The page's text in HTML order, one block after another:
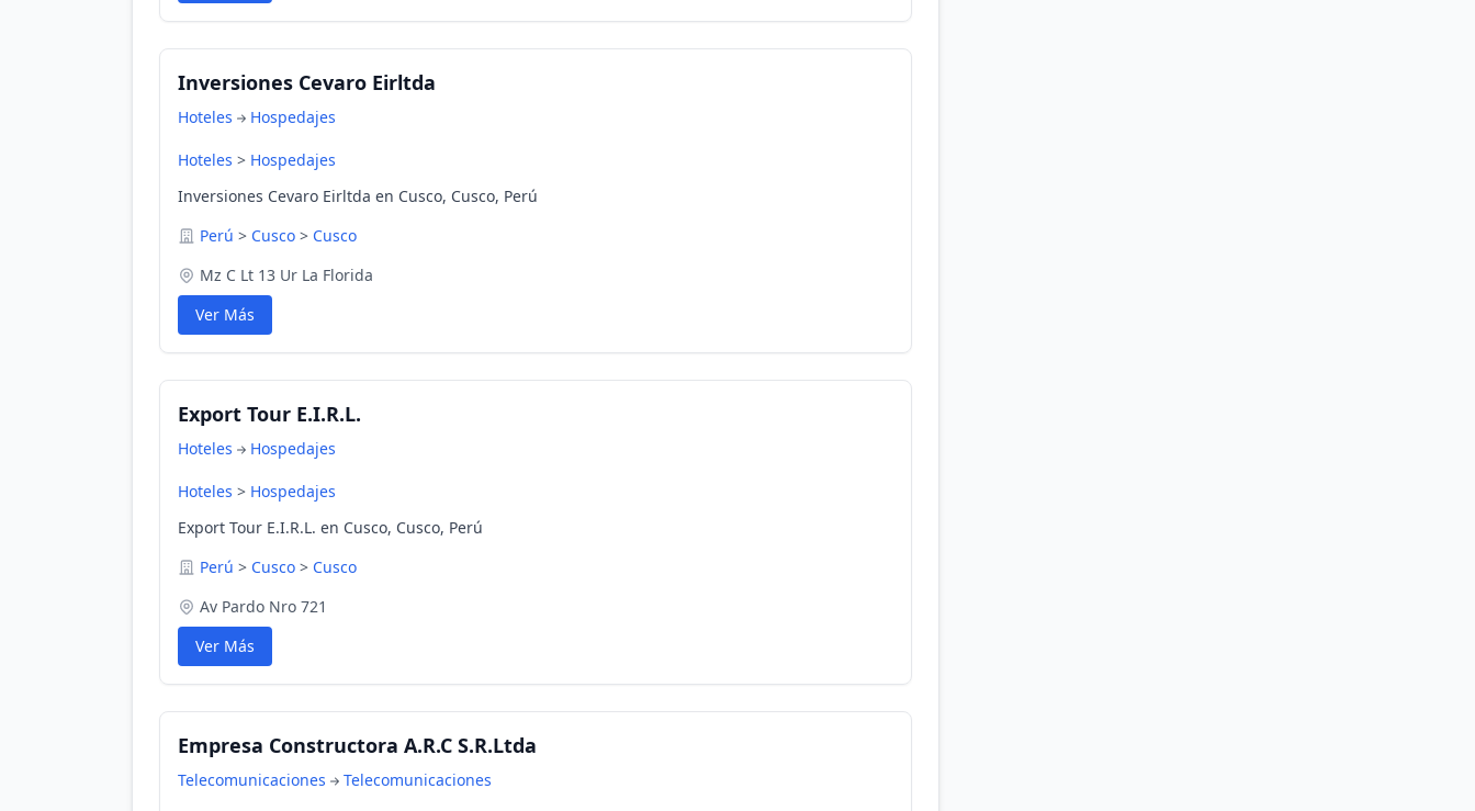
Inversiones Cevaro Eirltda
Hoteles Hospedajes
Hoteles > Hospedajes
Inversiones Cevaro Eirltda en Cusco, Cusco, Perú
Perú > Cusco > Cusco
Mz C Lt 13 Ur La Florida
Ver Más
Export Tour E.I.R.L.
Hoteles Hospedajes
Hoteles > Hospedajes
Export Tour E.I.R.L. en Cusco, Cusco, Perú
Perú > Cusco > Cusco
Av Pardo Nro 721
Ver Más
Empresa Constructora A.R.C S.R.Ltda
Telecomunicaciones Telecomunicaciones